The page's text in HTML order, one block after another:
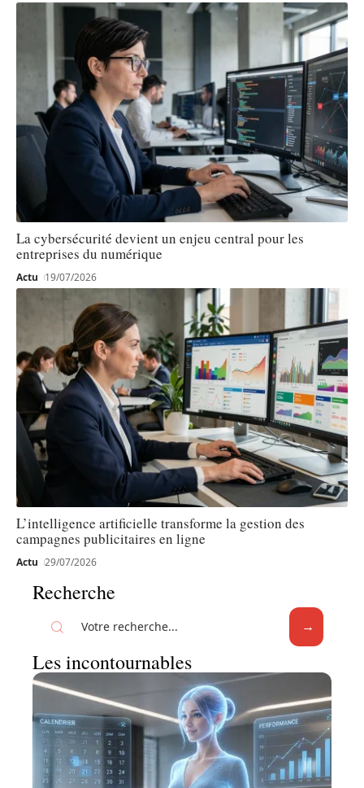
La cybersécurité devient un enjeu central pour les
entreprises du numérique
Actu 19/07/2026
L’intelligence artificielle transforme la gestion des
campagnes publicitaires en ligne
Actu 29/07/2026
Recherche
Les incontournables